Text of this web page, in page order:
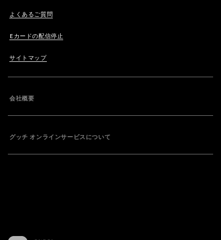
よくあるご質問
Eカードの配信停止
サイトマップ
会社概要
グッチ オンラインサービスについて